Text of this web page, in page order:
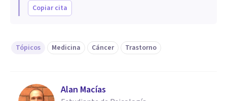
Copiar cita
Tópicos Medicina Cáncer Trastorno
Alan Macías